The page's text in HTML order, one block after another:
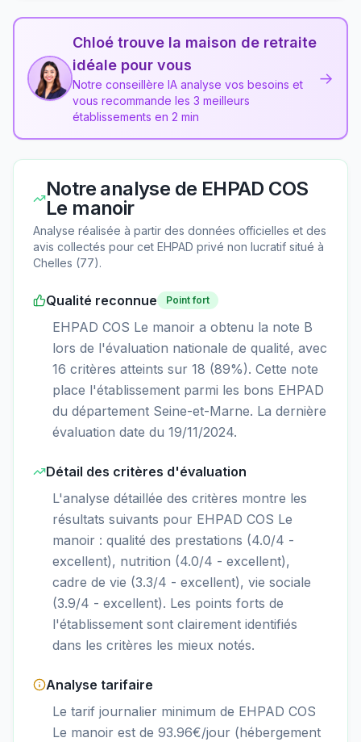
Chloé trouve la maison de retraite
idéale pour vous
Notre conseillère IA analyse vos besoins et
vous recommande les 3 meilleurs
établissements en 2 min
→
Notre analyse de EHPAD COS
Le manoir
Analyse réalisée à partir des données officielles et des
avis collectés pour cet EHPAD privé non lucratif situé à
Chelles (77).
Qualité reconnue Point fort
EHPAD COS Le manoir a obtenu la note B
lors de l'évaluation nationale de qualité, avec
16 critères atteints sur 18 (89%). Cette note
place l'établissement parmi les bons EHPAD
du département Seine-et-Marne. La dernière
évaluation date du 19/11/2024.
Détail des critères d'évaluation
L'analyse détaillée des critères montre les
résultats suivants pour EHPAD COS Le
manoir : qualité des prestations (4.0/4 -
excellent), nutrition (4.0/4 - excellent),
cadre de vie (3.3/4 - excellent), vie sociale
(3.9/4 - excellent). Les points forts de
l'établissement sont clairement identifiés
dans les critères les mieux notés.
Analyse tarifaire
Le tarif journalier minimum de EHPAD COS
Le manoir est de 93.96€/jour (hébergement